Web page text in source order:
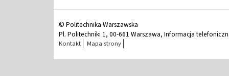
© Politechnika Warszawska
Pl. Politechniki 1, 00-661 Warszawa, Informacja
Kontakt Mapa strony